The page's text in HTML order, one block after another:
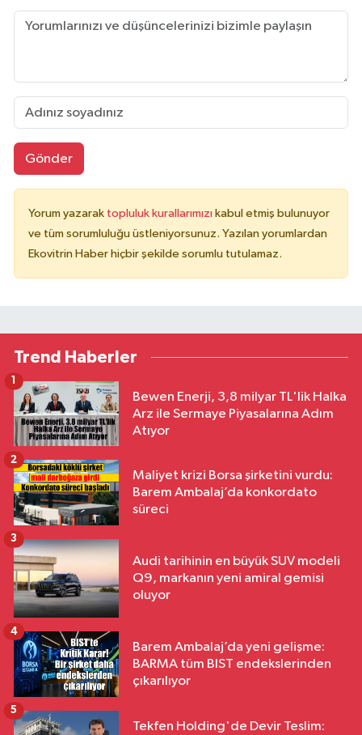
Gönder
Yorum yazarak topluluk kurallarımızı kabul etmiş bulunuyor
ve tüm sorumluluğu üstleniyorsunuz. Yazılan yorumlardan
Ekovitrin Haber hiçbir şekilde sorumlu tutulamaz.
Trend Haberler
Bewen Enerji, 3,8 milyar TL'lik Halka
Arz ile Sermaye Piyasalarına Adım
Atıyor
1
Maliyet krizi Borsa şirketini vurdu:
Barem Ambalaj’da konkordato
süreci
2
Audi tarihinin en büyük SUV modeli
Q9, markanın yeni amiral gemisi
oluyor
3
Barem Ambalaj’da yeni gelişme:
BARMA tüm BIST endekslerinden
çıkarılıyor
4
Tekfen Holding'de Devir Teslim:
5